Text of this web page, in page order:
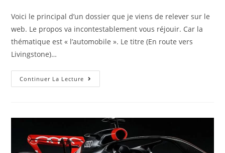
Voici le principal d’un dossier que je viens de relever sur le
web. Le propos va incontestablement vous réjouir. Car la
thématique est « l’automobile ». Le titre (En route vers
Livingstone)…
Continuer La Lecture Quoi
Penser
Route
Vers
Livingstone